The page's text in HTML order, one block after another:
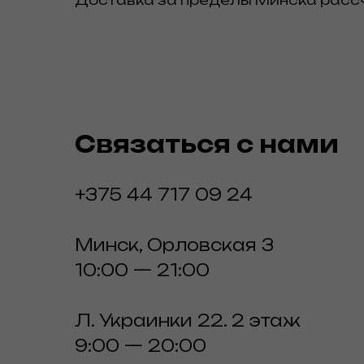
Связаться с нами
+375 44 717 09 24
Минск, Орловская 3
10:00 — 21:00
Л. Украинки 22. 2 этаж
9:00 — 20:00